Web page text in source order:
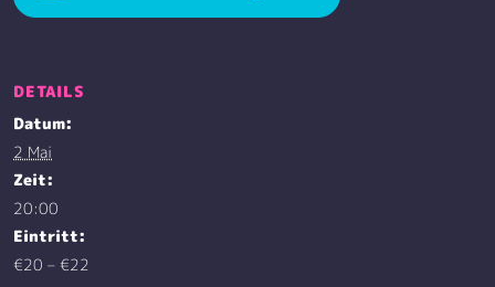
DETAILS
Datum:
2 Mai
Zeit:
20:00
Eintritt:
€20 – €22